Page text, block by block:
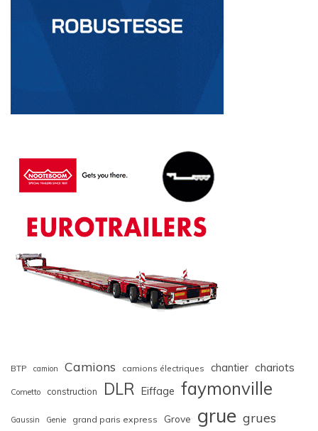
BTP camion Camions camions électriques chantier chariots
Cometto construction DLR Eiffage faymonville
Gaussin Genie grand paris express Grove grue grues